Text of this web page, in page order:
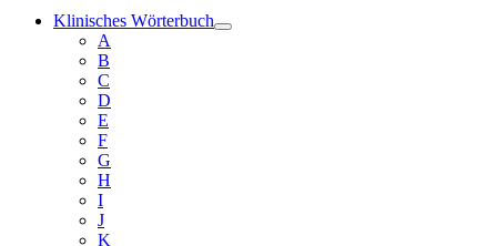
Klinisches Wörterbuch
A
B
C
D
E
F
G
H
I
J
K